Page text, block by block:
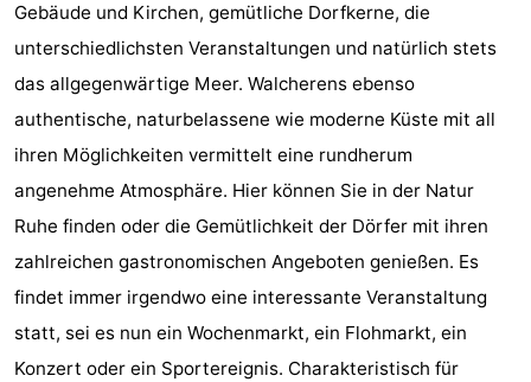
Bruinisse
-
Natur
-
Haamstede
Natur
Walcheren
Gebäude und Kirchen, gemütliche Dorfkerne, die
unterschiedlichsten Veranstaltungen und natürlich stets
das allgegenwärtige Meer. Walcherens ebenso
authentische, naturbelassene wie moderne Küste mit all
ihren Möglichkeiten vermittelt eine rundherum
angenehme Atmosphäre. Hier können Sie in der Natur
Ruhe finden oder die Gemütlichkeit der Dörfer mit ihren
zahlreichen gastronomischen Angeboten genießen. Es
findet immer irgendwo eine interessante Veranstaltung
statt, sei es nun ein Wochenmarkt, ein Flohmarkt, ein
Konzert oder ein Sportereignis. Charakteristisch für